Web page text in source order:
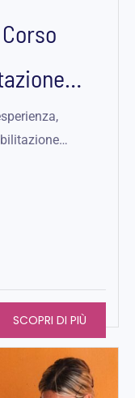
–...
SCOPRI DI PIÙ